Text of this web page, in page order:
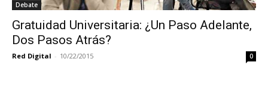
Debate
Gratuidad Universitaria: ¿Un Paso Adelante,
Dos Pasos Atrás?
Red Digital - 10/22/2015 0